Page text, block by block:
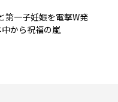
第一子妊娠を電撃W発
から祝福の嵐